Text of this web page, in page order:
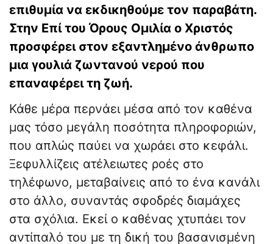
επιθυμία να εκδικηθούμε τον παραβάτη.
Στην Επί του Όρους Ομιλία ο Χριστός
προσφέρει στον εξαντλημένο άνθρωπο
μια γουλιά ζωντανού νερού που
επαναφέρει τη ζωή.
Κάθε μέρα περνάει μέσα από τον καθένα
μας τόσο μεγάλη ποσότητα πληροφοριών,
που απλώς παύει να χωράει στο κεφάλι.
Ξεφυλλίζεις ατέλειωτες ροές στο
τηλέφωνο, μεταβαίνεις από το ένα κανάλι
στο άλλο, συναντάς σφοδρές διαμάχες
στα σχόλια. Εκεί ο καθένας χτυπάει τον
αντίπαλό του με τη δική του βασανισμένη